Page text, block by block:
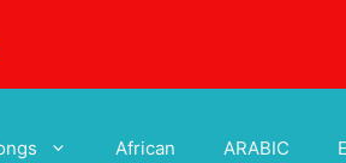
African ARABIC